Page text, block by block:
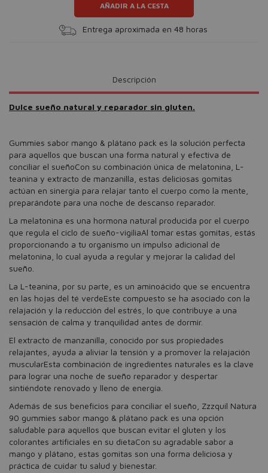
AÑADIR A LA CESTA
Entrega aproximada en 48 horas
Descripción
Dulce sueño natural y reparador sin gluten.
Gummies sabor mango & plátano pack es la solución perfecta
para aquellos que buscan una forma natural y efectiva de
conciliar el sueñoCon su combinación única de melatonina, L-
teanina y extracto de manzanilla, estas deliciosas gomitas
actúan en sinergia para relajar tanto el cuerpo como la mente,
preparándote para una noche de descanso reparador.
La melatonina es una hormona natural producida por el cuerpo
que regula el ciclo de sueño-vigiliaAl tomar estas gomitas, estás
proporcionando a tu organismo un impulso adicional de
melatonina, lo cual ayuda a regular y mejorar la calidad del
sueño.
La L-teanina, por su parte, es un aminoácido que se encuentra
en las hojas del té verdeEste compuesto se ha asociado con la
relajación y la reducción del estrés, lo que contribuye a una
sensación de calma y tranquilidad antes de dormir.
El extracto de manzanilla, conocido por sus propiedades
relajantes, ayuda a aliviar la tensión y a promover la relajación
muscularEsta combinación de ingredientes naturales es la clave
para lograr una noche de sueño reparador y despertar
sintiéndote renovado y lleno de energía.
Además de sus beneficios para conciliar el sueño, Zzzquil Natura
90 gummies sabor mango & plátano pack es una opción
saludable para aquellos que buscan evitar el gluten y los
colorantes artificiales en su dietaCon su agradable sabor a
mango y plátano, estas gomitas son una forma deliciosa y
práctica de cuidar tu salud y bienestar.